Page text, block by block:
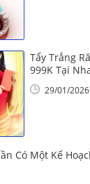
Tẩy Trắng
999K Tại
29/01/2026
Có Một Kế